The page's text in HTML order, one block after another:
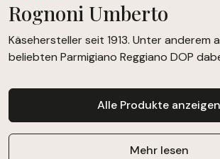
Rognoni Umberto
Käsehersteller seit 1913. Unter anderem
beliebten Parmigiano Reggiano DOP
Alle Produkte anzeigen
Mehr lesen